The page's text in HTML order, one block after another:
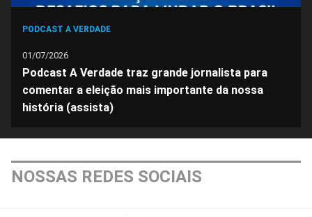
PODCAST A VERDADE
01/07/2026
Podcast A Verdade traz grande jornalista para
comentar a eleição mais importante da nossa
história (assista)
NOSSAS REDES SOCIAIS